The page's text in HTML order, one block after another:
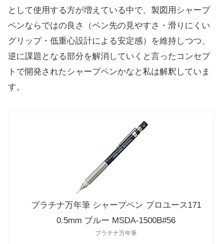
として使用する方が増えている中で、製図用シャープ
ペンならではの良さ（ペン先の見やすさ・滑りにくい
グリップ・低重心設計による安定感）を維持しつつ、
逆に課題となる部分を解消していくと言ったコンセプ
トで開発されたシャープペンかなと私は解釈していま
す。
プラチナ万年筆 シャープペン プロユース171
0.5mm ブルー MSDA-1500B#56
プラチナ万年筆